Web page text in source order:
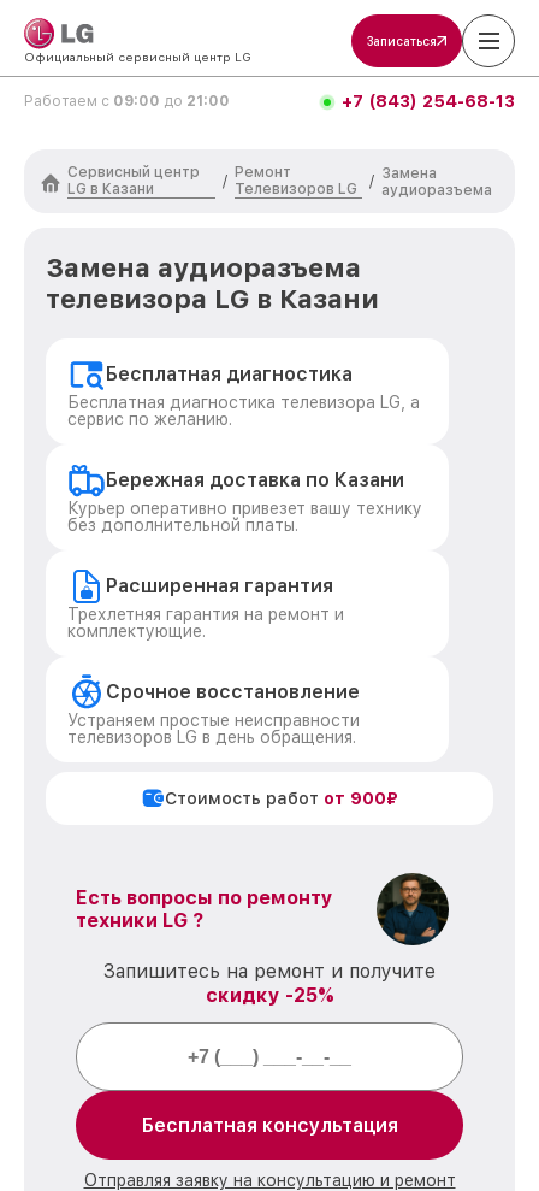
Официальный сервисный центр LG
Записаться
Работаем с 09:00 до 21:00 +7 (843) 254-68-13
Сервисный центр
LG в Казани
/
Ремонт
Телевизоров LG
/ Замена
аудиоразъема
Замена аудиоразъема
телевизора LG в Казани
Бесплатная диагностика
Бесплатная диагностика телевизора LG, а
сервис по желанию.
Бережная доставка по Казани
Курьер оперативно привезет вашу технику
без дополнительной платы.
Расширенная гарантия
Трехлетняя гарантия на ремонт и
комплектующие.
Срочное восстановление
Устраняем простые неисправности
телевизоров LG в день обращения.
Стоимость работ от 900₽
Есть вопросы по ремонту
техники LG ?
Запишитесь на ремонт и получите
скидку -25%
Бесплатная консультация
Отправляя заявку на консультацию и ремонт